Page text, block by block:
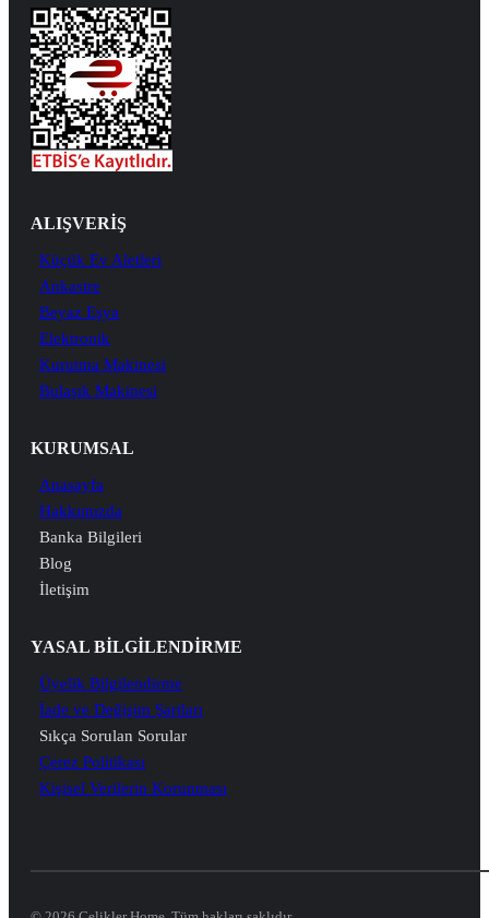
ALIŞVERİŞ
Küçük Ev Aletleri
Ankastre
Beyaz Eşya
Elektronik
Kurutma Makinesi
Bulaşık Makinesi
KURUMSAL
Anasayfa
Hakkımızda
Banka Bilgileri
Blog
İletişim
YASAL BİLGİLENDİRME
Üyelik Bilgilendirme
İade ve Değişim Şartları
Sıkça Sorulan Sorular
Çerez Politikası
Kişisel Verilerin Korunması